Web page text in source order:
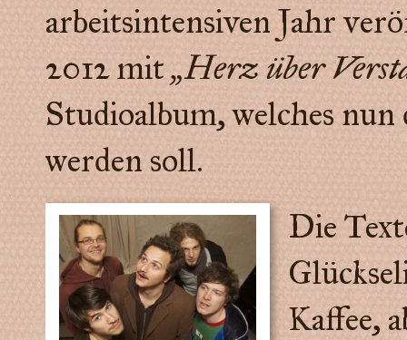
arbeitsintensiven Jahr
2012 mit„Herz über
Studioalbum, welches
werden soll.
Die
Kaffee,